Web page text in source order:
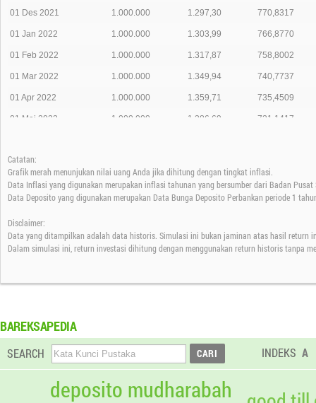
01 Des 2021 1.000.000 1.297,30 770,8317
01 Jan 2022 1.000.000 1.303,99 766,8770
01 Feb 2022 1.000.000 1.317,87 758,8002
01 Mar 2022 1.000.000 1.349,94 740,7737
01 Apr 2022 1.000.000 1.359,71 735,4509
01 Mei 2022 1.000.000 1.386,69 721,1417
01 Jul 2022
01 Agt 2022 1.000.000 1.422,18 703,1459
01 Sep 2022 1.000.000 1.428,05 700,2556
01 Okt 2022
01 Nov 2022 1.000.000 1.406,34 711,0656
01 Mar 2023
01 Apr 2023 1.000.000 1.446,49 691,3287
01 Jun 2023 1.000.000 1.432,96 697,8562
Catatan:
Grafik merah menunjukan nilai uang Anda jika dihitung dengan tingkat inflasi.
Data Inflasi yang digunakan merupakan inflasi tahunan yang bersumber dari Badan
Data Deposito yang digunakan merupakan Data Bunga Deposito Perbankan periode 1
Disclaimer:
Data yang ditampilkan adalah data historis. Simulasi ini bukan jaminan atas hasil return
Dalam simulasi ini, return investasi dihitung dengan menggunakan return historis tanpa
BAREKSAPEDIA
SEARCH INDEKS A
deposito mudharabah